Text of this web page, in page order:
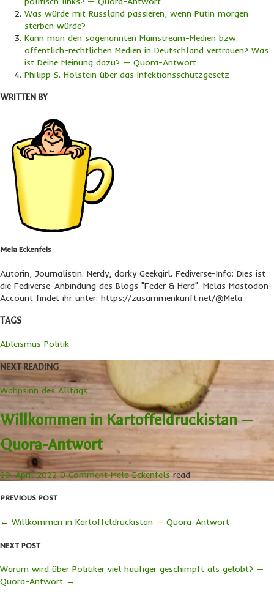
Was würde mit Russland passieren, wenn Putin morgen
sterben würde?
Kann man den sogenannten Mainstream-Medien bzw.
öffentlich-rechtlichen Medien in Deutschland vertrauen? Was
ist Deine Meinung dazu? — Quora-Antwort
Philipp S. Holstein über das Infektionsschutzgesetz
WRITTEN BY
Mela Eckenfels
Autorin, Journalistin. Nerdy, dorky Geekgirl. Fediverse-Info: Dies ist
die Fediverse-Anbindung des Blogs "Feder & Herd". Melas Mastodon-
Account findet ihr unter: https://zusammenkunft.net/@Mela
TAGS
Ableismus Politik
NEXT READING
Wahnsinn des Alltags
Willkommen in Kartoffeldruckistan —
Quora-Antwort
29. April 2022 0 Comment Mela Eckenfels read
PREVIOUS POST
← Willkommen in Kartoffeldruckistan — Quora-Antwort
NEXT POST
Warum wird über Politiker viel häufiger geschimpft als gelobt? —
Quora-Antwort →